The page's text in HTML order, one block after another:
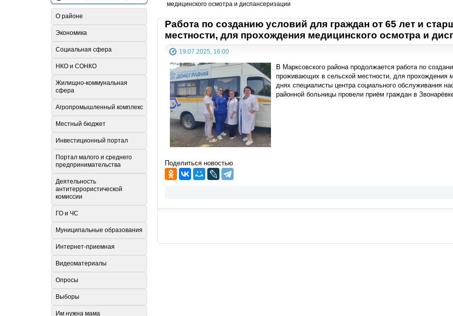
медицинского осмотра и диспансеризации
Работа по созданию условий для граждан от 65 лет и
местности, для прохождения медицинского осмотра и
19.07.2025, 16:00
В Марксовского района продолжается работа по
проживающих в сельской местности, для прохождения
днях специалисты центра социального обслуживания
районной больницы провели приём граждан в
Поделиться новостью
О районе
Экономика
Социальная сфера
НКО и СОНКО
Жилищно-коммунальная
сфера
Агропромышленный комплекс
Местный бюджет
Инвестиционный портал
Портал малого и среднего
предпринимательства
Деятельность
антитеррористической
комиссии
ГО и ЧС
Муниципальные образования
Интернет-приемная
Видеоматериалы
Опросы
Выборы
Им нужна мама